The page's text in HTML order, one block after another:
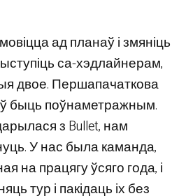
ад планаў і змяніць
са-хэдлайнерам,
двое. Першапачаткова
быць поўнаметражным.
з Bullet, нам
У нас была каманда,
на працягу ўсяго года, і
тур і пакідаць іх без